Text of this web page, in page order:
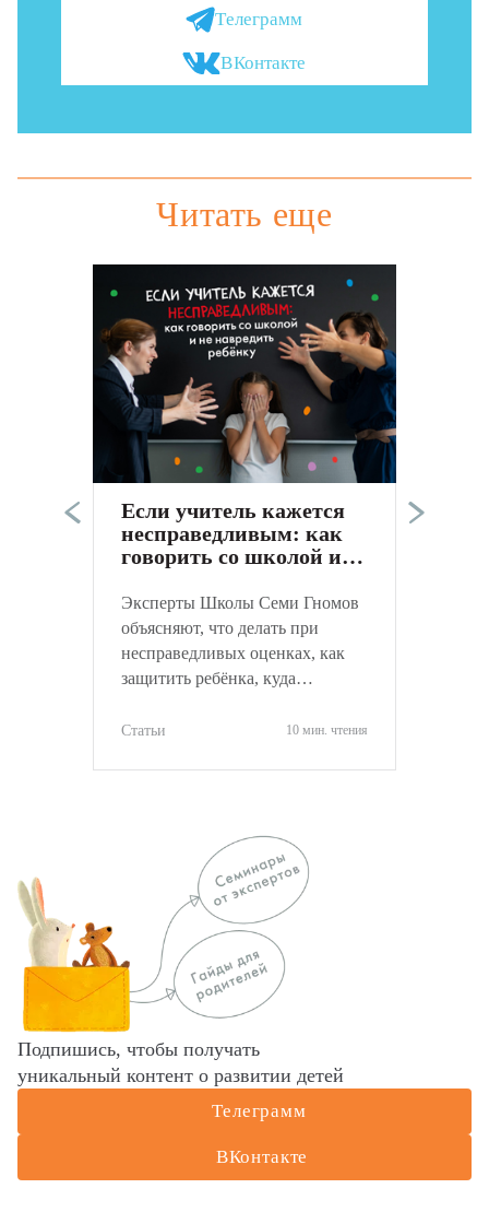
Телеграмм
ВКонтакте
Читать еще
Если учитель кажется
несправедливым: как
говорить со школой и
Эксперты Школы Семи Гномов
объясняют, что делать при
несправедливых оценках, как
защитить ребёнка, куда
оценить ситуацию.
Статьи 10 мин. чтения
Подпишись, чтобы получать
уникальный контент о развитии детей
Телеграмм
ВКонтакте